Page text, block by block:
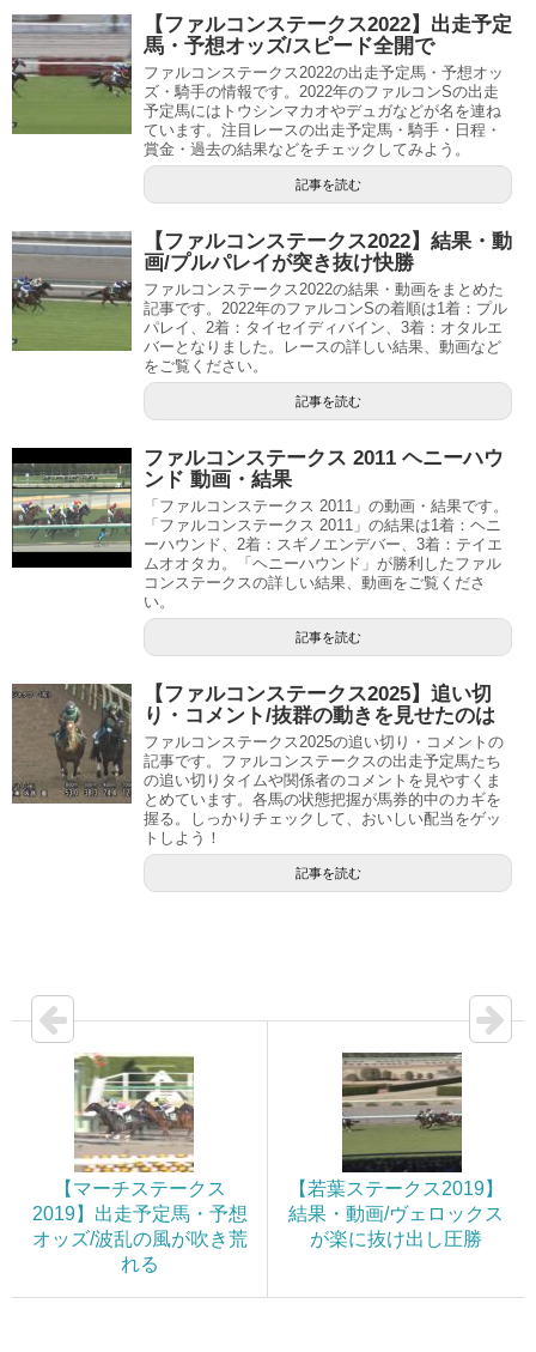
【ファルコンステークス2022】出走予定
馬・予想オッズ/スピード全開で
ファルコンステークス2022の出走予定馬・予想オッ
ズ・騎手の情報です。2022年のファルコンSの出走
予定馬にはトウシンマカオやデュガなどが名を連ね
ています。注目レースの出走予定馬・騎手・日程・
賞金・過去の結果などをチェックしてみよう。
記事を読む
【ファルコンステークス2022】結果・動
画/プルパレイが突き抜け快勝
ファルコンステークス2022の結果・動画をまとめた
記事です。2022年のファルコンSの着順は1着：プル
パレイ、2着：タイセイディバイン、3着：オタルエ
バーとなりました。レースの詳しい結果、動画など
をご覧ください。
記事を読む
ファルコンステークス 2011 ヘニーハウ
ンド 動画・結果
「ファルコンステークス 2011」の動画・結果です。
「ファルコンステークス 2011」の結果は1着：ヘニ
ーハウンド、2着：スギノエンデバー、3着：テイエ
ムオオタカ。「ヘニーハウンド」が勝利したファル
コンステークスの詳しい結果、動画をご覧くださ
い。
記事を読む
【ファルコンステークス2025】追い切
り・コメント/抜群の動きを見せたのは
ファルコンステークス2025の追い切り・コメントの
記事です。ファルコンステークスの出走予定馬たち
の追い切りタイムや関係者のコメントを見やすくま
とめています。各馬の状態把握が馬券的中のカギを
握る。しっかりチェックして、おいしい配当をゲッ
トしよう！
記事を読む
【マーチステークス
2019】出走予定馬・予想
オッズ/波乱の風が吹き荒
れる
【若葉ステークス2019】
結果・動画/ヴェロックス
が楽に抜け出し圧勝